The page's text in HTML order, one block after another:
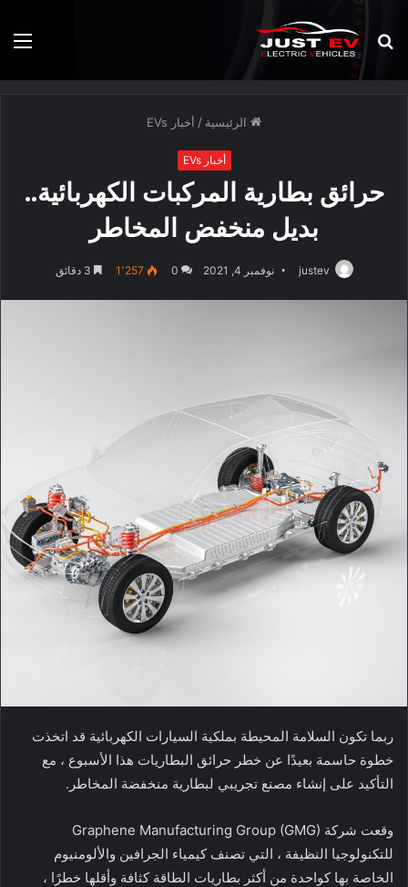
بحث
عن
الرئيسية / أخبار EVs
أخبار EVs
حرائق بطارية المركبات الكهربائية..
بديل منخفض المخاطر
justev نوفمبر 4, 2021 0 1٬257
ربما تكون السلامة المحيطة بملكية السيارات الكهربائية قد اتخذت
خطوة حاسمة بعيدًا عن خطر حرائق البطاريات هذا الأسبوع ، مع
التأكيد على إنشاء مصنع تجريبي لبطارية منخفضة المخاطر.
وقعت شركة Graphene Manufacturing Group (GMG)
للتكنولوجيا النظيفة ، التي تصنف كيمياء الجرافين والألومنيوم
الخاصة بها كواحدة من أكثر بطاريات الطاقة كثافة وأقلها خطرًا ،